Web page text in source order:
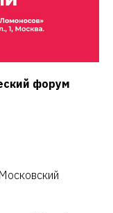
форум